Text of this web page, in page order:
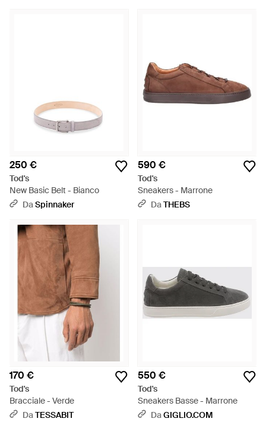
250 €
Tod's
New Basic Belt - Bianco
DaSpinnaker
590 €
Tod's
Sneakers - Marrone
DaTHEBS
170 €
Tod's
Bracciale - Verde
DaTESSABIT
550 €
Tod's
Sneakers Basse - Marrone
DaGIGLIO.COM